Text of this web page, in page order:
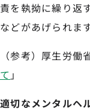
責を執拗に繰り返
などがあげられます
（参考）厚生労働
て 」
適切なメンタルヘ